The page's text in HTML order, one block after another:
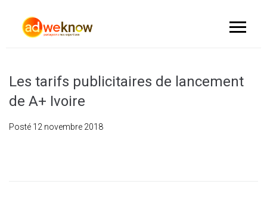
Les tarifs publicitaires de lancement
de A+ Ivoire
Posté 12 novembre 2018